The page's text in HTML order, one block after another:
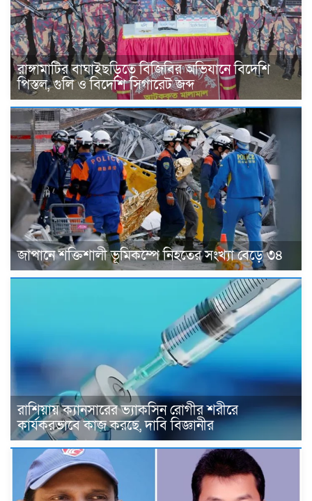
রাঙ্গামাটির বাঘাইছড়িতে বিজিবির অভিযানে বিদেশি
পিস্তল, গুলি ও বিদেশি সিগারেট জব্দ
জাপানে শক্তিশালী ভূমিকম্পে নিহতের সংখ্যা বেড়ে ৩৪
রাশিয়ায় ক্যানসারের ভ্যাকসিন রোগীর শরীরে
কার্যকরভাবে কাজ করছে, দাবি বিজ্ঞানীর